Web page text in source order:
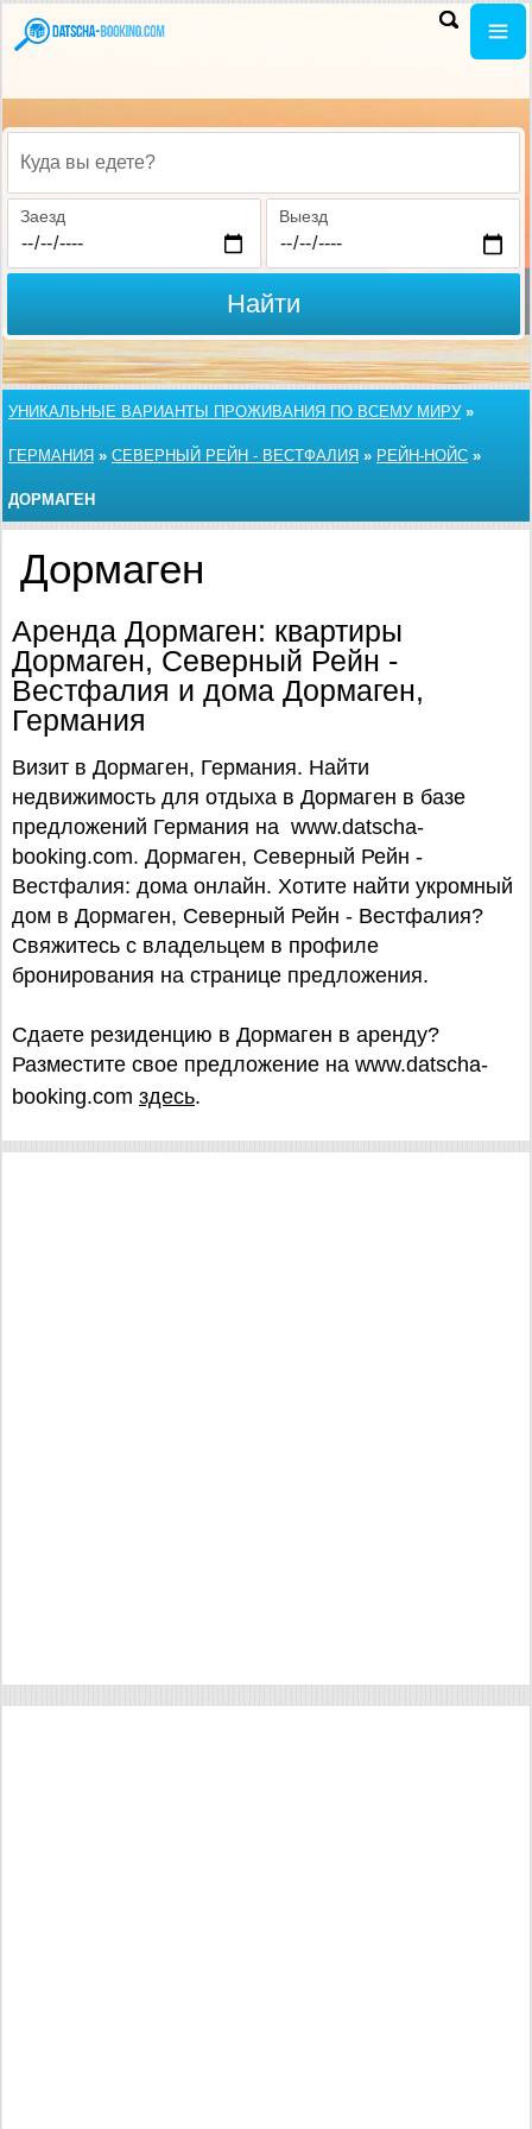
Куда вы едете?
Заезд Выезд
Найти
УНИКАЛЬНЫЕ ВАРИАНТЫ ПРОЖИВАНИЯ ПО ВСЕМУ МИРУ»
ГЕРМАНИЯ » СЕВЕРНЫЙ РЕЙН - ВЕСТФАЛИЯ » РЕЙН-НОЙС »
ДОРМАГЕН
Дормаген
Аренда Дормаген: квартиры
Дормаген, Северный Рейн -
Вестфалия и дома Дормаген,
Германия
Визит в Дормаген, Германия. Найти
недвижимость для отдыха в Дормаген в базе
предложений Германия на www.datscha-
booking.com. Дормаген, Северный Рейн -
Вестфалия: дома онлайн. Хотите найти укромный
дом в Дормаген, Северный Рейн - Вестфалия?
Свяжитесь с владельцем в профиле
бронирования на странице предложения.
Сдаете резиденцию в Дормаген в аренду?
Разместите свое предложение на www.datscha-
booking.com здесь.